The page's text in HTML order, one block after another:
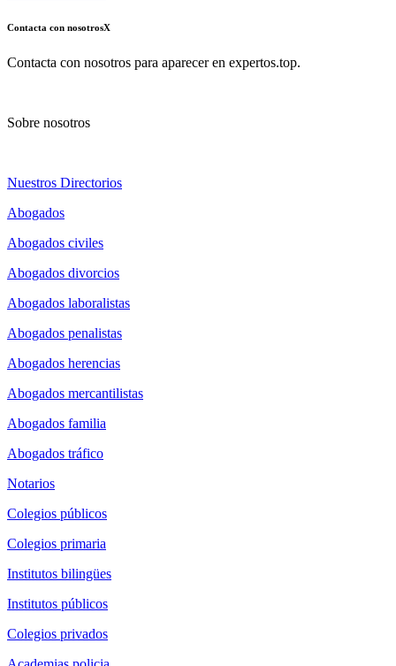
Contacta con nosotrosX
Contacta con nosotros para aparecer en expertos.top.
Sobre nosotros
Nuestros Directorios
Abogados
Abogados civiles
Abogados divorcios
Abogados laboralistas
Abogados penalistas
Abogados herencias
Abogados mercantilistas
Abogados familia
Abogados tráfico
Notarios
Colegios públicos
Colegios primaria
Institutos bilingües
Institutos públicos
Colegios privados